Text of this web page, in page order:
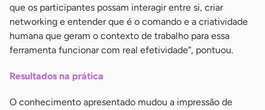
que os participantes possam interagir entre si, criar
networking e entender que é o comando e a criatividade
humana que geram o contexto de trabalho para essa
ferramenta funcionar com real efetividade”, pontuou.
Resultados na prática
O conhecimento apresentado mudou a impressão de